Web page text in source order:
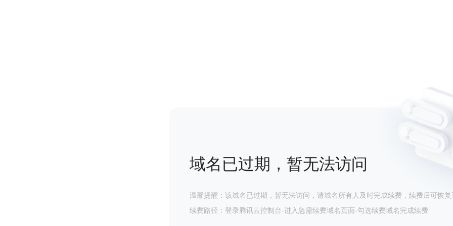
域名已过期，暂无法访问
温馨提醒：该域名已过期，暂无法访问，请域名所有人及时完成续费，续费后可恢复
续费路径：登录腾讯云控制台-进入急需续费域名页面-勾选续费域名完成续费